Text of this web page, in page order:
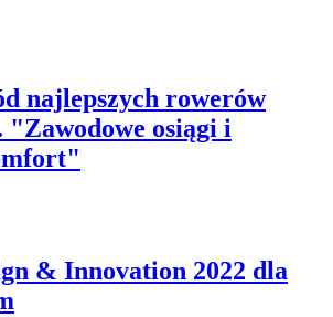
najlepszych rowerów
osiągi i
& Innovation 2022 dla